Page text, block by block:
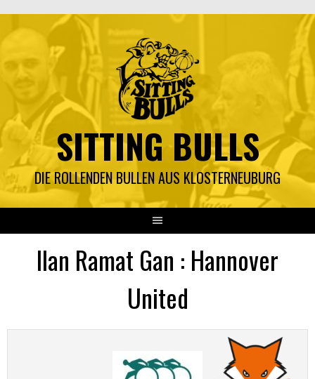
Inhalt
SITTING BULLS
DIE ROLLENDEN BULLEN AUS KLOSTERNEUBURG
Ilan Ramat Gan : Hannover
United